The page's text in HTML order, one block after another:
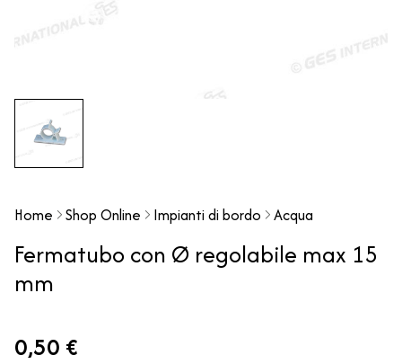
Home Shop Online Impianti di bordo Acqua
Fermatubo con Ø regolabile max 15
mm
0,50 €